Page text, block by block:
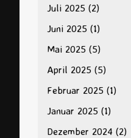
Juli 2025 (2)
Juni 2025 (1)
Mai 2025 (5)
April 2025 (5)
Februar 2025 (1)
Januar 2025 (1)
Dezember 2024 (2)